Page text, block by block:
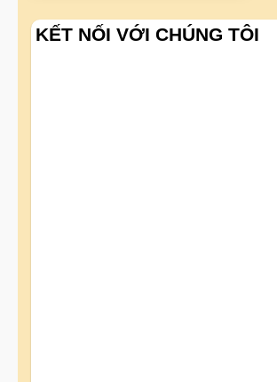
KẾT NỐI VỚI CHÚNG TÔI